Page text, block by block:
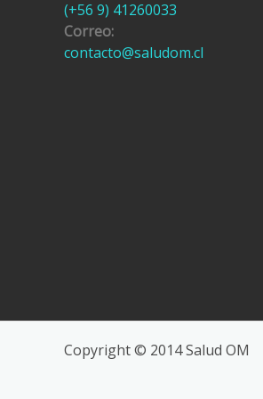
(+56 9) 41260033
Correo:
contacto@saludom.cl
Copyright © 2014 Salud OM